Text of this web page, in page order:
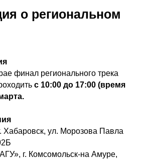
о региональном
финал регионального трека
с 10:00 до 17:00 (время
ул. Морозова Павла
г. Комсомольск-на Амуре,